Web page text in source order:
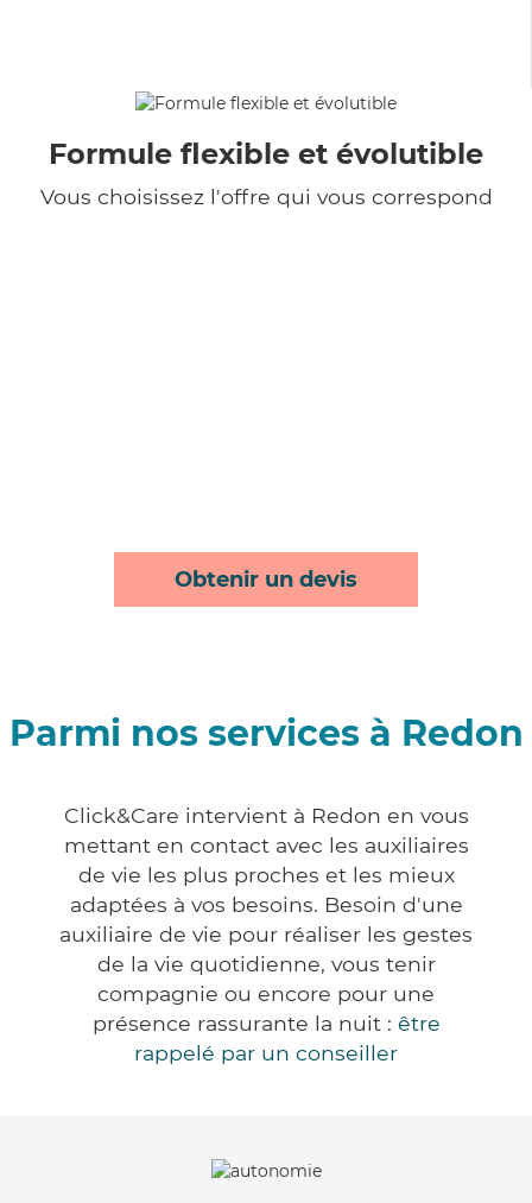
Formule flexible et évolutible
Vous choisissez l'offre qui vous correspond
Obtenir un devis
Parmi nos services à Redon
Click&Care intervient à Redon en vous
mettant en contact avec les auxiliaires
de vie les plus proches et les mieux
adaptées à vos besoins. Besoin d'une
auxiliaire de vie pour réaliser les gestes
de la vie quotidienne, vous tenir
compagnie ou encore pour une
présence rassurante la nuit : être
rappelé par un conseiller